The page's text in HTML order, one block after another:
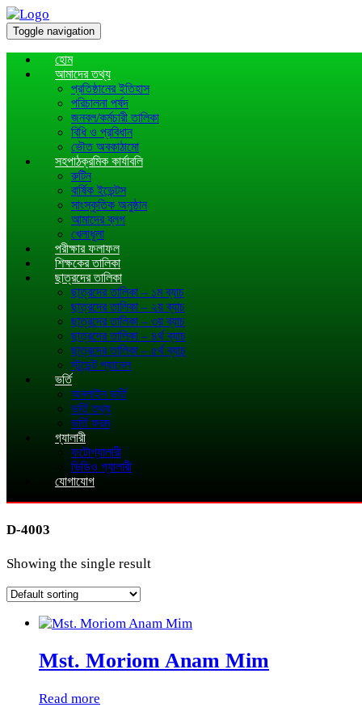
Toggle navigation
হোম
আমাদের তথ্য
প্রতিষ্ঠানের ইতিহাস
পরিচালনা পর্ষদ
জনবল/কর্মচারী তালিকা
বিধি ও প্রবিধান
ভৌত অবকাঠামো
সহপাঠক্রমিক কার্যাবলি
রুটিন
বার্ষিক ইভেন্টস
সাংস্কৃতিক অনুষ্ঠান
আমাদের ব্লগ
খেলাধূলা
পরীক্ষার ফলাফল
শিক্ষকের তালিকা
ছাত্রদের তালিকা
ছাত্রদের তালিকা – ১ম ব্যাচ
ছাত্রদের তালিকা – ২য় ব্যাচ
ছাত্রদের তালিকা – ৩য় ব্যাচ
ছাত্রদের তালিকা – ৪র্থ ব্যাচ
ছাত্রদের তালিকা – ৫র্থ ব্যাচ
স্টুডেন্ট প্যানেল
ভর্তি
অনলাইন ভর্তি
ভর্তি তথ্য
ভর্তি ফরম
গ্যালারী
ফটোগ্যালারী
ভিডিও গ্যালারী
যোগাযোগ
D-4003
Showing the single result
Mst. Moriom Anam Mim
Read more